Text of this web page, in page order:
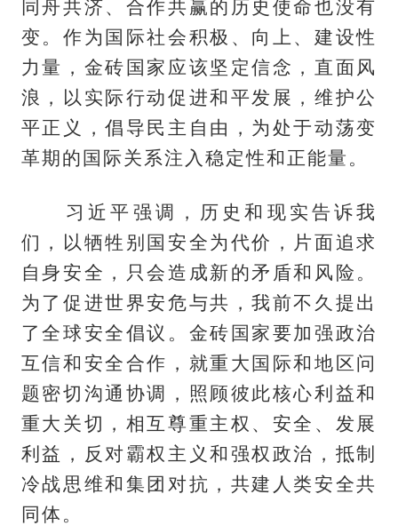
同舟共济、合作共赢的历史使命也没有
变。作为国际社会积极、向上、建设性
力量，金砖国家应该坚定信念，直面风
浪，以实际行动促进和平发展，维护公
平正义，倡导民主自由，为处于动荡变
革期的国际关系注入稳定性和正能量。
习近平强调，历史和现实告诉我
们，以牺牲别国安全为代价，片面追求
自身安全，只会造成新的矛盾和风险。
为了促进世界安危与共，我前不久提出
了全球安全倡议。金砖国家要加强政治
互信和安全合作，就重大国际和地区问
题密切沟通协调，照顾彼此核心利益和
重大关切，相互尊重主权、安全、发展
利益，反对霸权主义和强权政治，抵制
冷战思维和集团对抗，共建人类安全共
同体。